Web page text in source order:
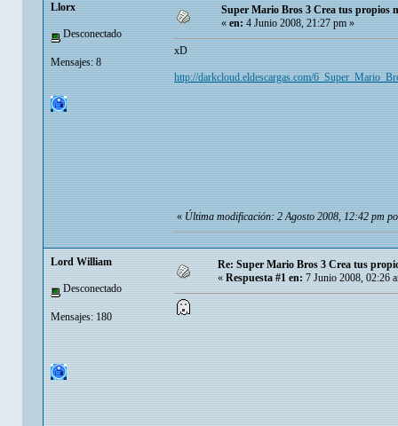
Llorx
Desconectado
Mensajes: 8
Super Mario Bros 3 Crea tus propios
«en:4 Junio 2008, 21:27 pm »
xD
http://darkcloud.eldescargas.com/
«Última modificación: 2 Agosto 2008, 12:42 pm
Lord William
Desconectado
Mensajes: 180
Re: Super Mario Bros 3 Crea tus
« Respuesta #1 en: 7 Junio 2008, 02:26